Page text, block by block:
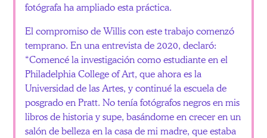
fotógrafa ha ampliado esta práctica.
El compromiso de Willis con este trabajo comenzó
temprano. En una entrevista de 2020, declaró:
“Comencé la investigación como estudiante en el
Philadelphia College of Art, que ahora es la
Universidad de las Artes, y continué la escuela de
posgrado en Pratt. No tenía fotógrafos negros en mis
libros de historia y supe, basándome en crecer en un
salón de belleza en la casa de mi madre, que estaba